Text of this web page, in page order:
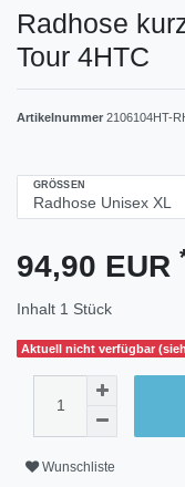
Radhose
Tour 4HTC
Artikelnummer 2106104HT-
GRÖSSEN
94,90 EUR
Inhalt 1 Stück
Aktuell nicht verfügbar
Wunschliste